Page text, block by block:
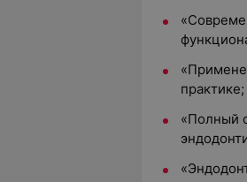
практике;
«Полный